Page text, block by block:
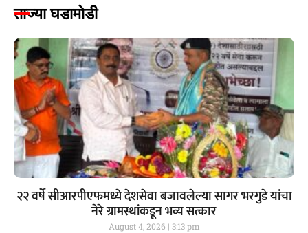
ताज्या घडामोडी
२२ वर्षे सीआरपीएफमध्ये देशसेवा बजावलेल्या सागर भरगुडे यांचा
नेरे ग्रामस्थांकडून भव्य सत्कार
August 4, 2026 3:13 pm